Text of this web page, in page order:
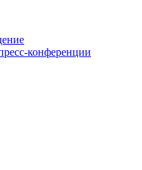
конференции